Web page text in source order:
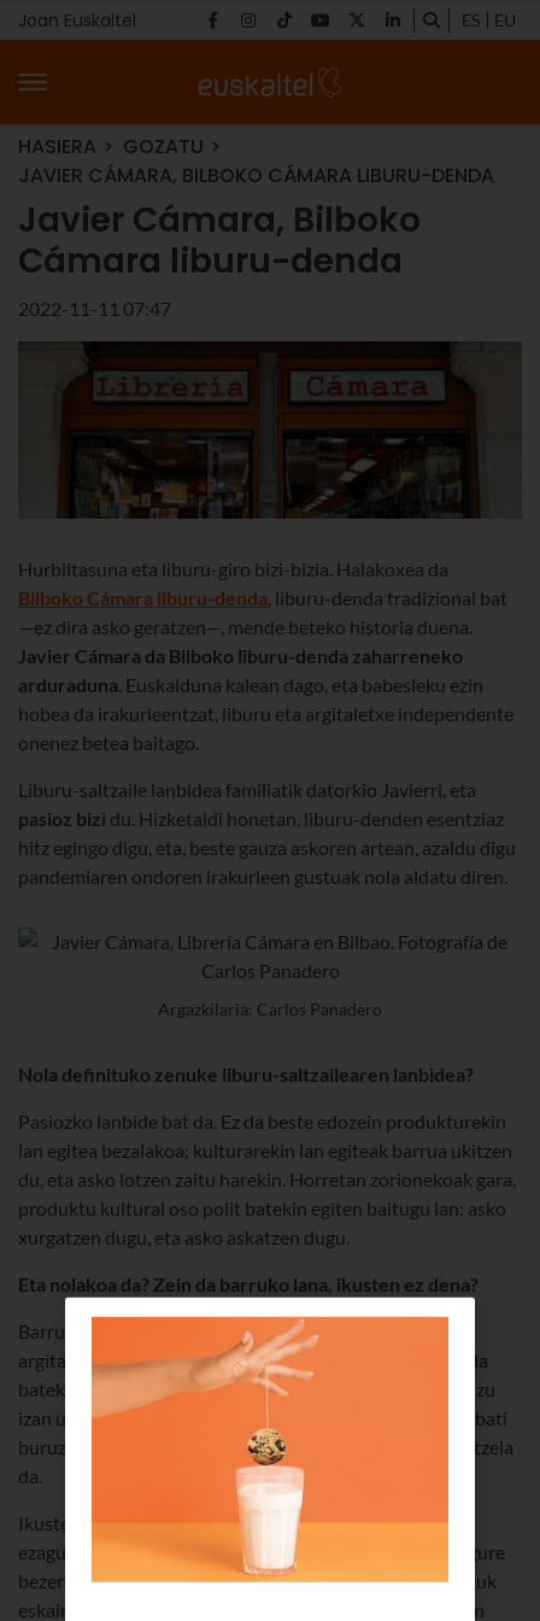
Joan Euskaltel ES EU
HASIERA
GOZATU
JAVIER CÁMARA, BILBOKO CÁMARA LIBURU-DENDA
Javier Cámara, Bilboko
Cámara liburu-denda
2022-11-11 07:47
Hurbiltasuna eta liburu-giro bizi-bizia. Halakoxea da
Bilboko Cámara liburu-denda, liburu-denda tradizional bat
—ez dira asko geratzen—, mende beteko historia duena.
Javier Cámara da Bilboko liburu-denda zaharreneko
arduraduna. Euskalduna kalean dago, eta babesleku ezin
hobea da irakurleentzat, liburu eta argitaletxe independente
onenez betea baitago.
Liburu-saltzaile lanbidea familiatik datorkio Javierri, eta
pasioz bizi du. Hizketaldi honetan, liburu-denden esentziaz
hitz egingo digu, eta, beste gauza askoren artean, azaldu digu
pandemiaren ondoren irakurleen gustuak nola aldatu diren.
Argazkilaria: Carlos Panadero
Nola definituko zenuke liburu-saltzailearen lanbidea?
Pasiozko lanbide bat da. Ez da beste edozein produkturekin
lan egitea bezalakoa; kulturarekin lan egiteak barrua ukitzen
du, eta asko lotzen zaitu harekin. Horretan zorionekoak gara,
produktu kultural oso polit batekin egiten baitugu lan: asko
xurgatzen dugu, eta asko askatzen dugu.
Eta nolakoa da? Zein da barruko lana, ikusten ez dena?
Barruko lana kaosa da. Gaur egun, Espainian 80.000 ale
argitaratzen dira urtean, eta gurea bezalako liburu-denda
batek 22.000 titulu inguruko edukiera du. Beraz, ezin duzu
izan urtero argitaratzen den guztia. Bezero batek liburu bati
buruz galdetu eta dendan baldin badaukagu, arrakasta itzela
da.
Ikusten ez den lana liburu-saltzaile batek behar duen
ezagutza da, liburu-hautaketa egokia egiteko ezagutza gure
bezeroen eskakizunei erantzun ahal izateko, hori baita guk
eskaini nahi dieguna. Hori da liburu-saltzaile bakoitzaren